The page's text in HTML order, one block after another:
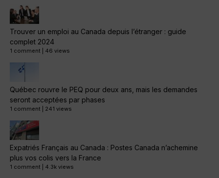
Trouver un emploi au Canada depuis l’étranger : guide
complet 2024
1 comment 46 views
Québec rouvre le PEQ pour deux ans, mais les demandes
seront acceptées par phases
1 comment 241 views
Expatriés Français au Canada : Postes Canada n’achemine
plus vos colis vers la France
1 comment 4.3k views